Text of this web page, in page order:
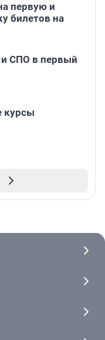
первую и
билетов на
СПО в первый
курсы